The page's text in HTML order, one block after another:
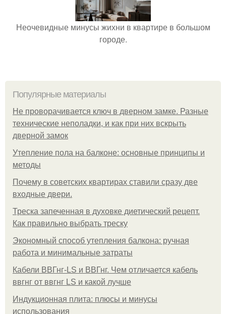
Неочевидные минусы жихни в квартире в большом
городе.
Популярные материалы
Не проворачивается ключ в дверном замке. Разные
технические неполадки, и как при них вскрыть
дверной замок
Утепление пола на балконе: основные принципы и
методы
Почему в советских квартирах ставили сразу две
входные двери.
Треска запеченная в духовке диетический рецепт.
Как правильно выбрать треску
Экономный способ утепления балкона: ручная
работа и минимальные затраты
Кабели ВВГнг-LS и ВВГнг. Чем отличается кабель
ввгнг от ввгнг LS и какой лучше
Индукционная плита: плюсы и минусы
использования